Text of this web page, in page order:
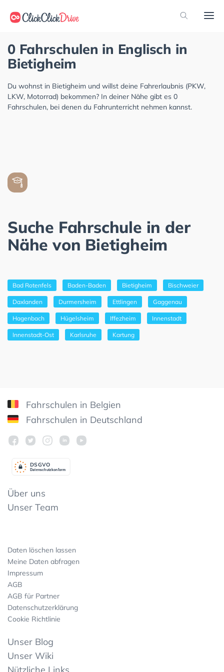
0 Fahrschulen in Englisch in
Bietigheim
Du wohnst in Bietigheim und willst deine Fahrerlaubnis (PKW,
LKW, Motorrad) bekommen? In deiner Nähe gibt es 0
Fahrschulen, bei denen du Fahrunterricht nehmen kannst.
Suche Fahrschule in der
Nähe von Bietigheim
Bad Rotenfels Baden-Baden Bietigheim Bischweier
Daxlanden Durmersheim Ettlingen Gaggenau
Hagenbach Hügelsheim Iffezheim Innenstadt
Innenstadt-Ost Karlsruhe Kartung
Fahrschulen in Belgien
Fahrschulen in Deutschland
Datenschutzkonform
DSGVO
Über uns
Unser Team
Daten löschen lassen
Meine Daten abfragen
Impressum
AGB
AGB für Partner
Datenschutzerklärung
Cookie Richtlinie
Unser Blog
Unser Wiki